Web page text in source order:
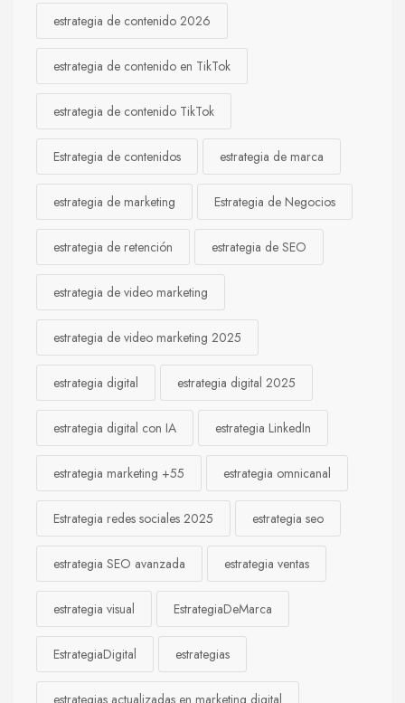
estrategia de contenido 2026
estrategia de contenido en TikTok
estrategia de contenido TikTok
Estrategia de contenidos estrategia de marca
estrategia de marketing Estrategia de Negocios
estrategia de retención estrategia de SEO
estrategia de video marketing
estrategia de video marketing 2025
estrategia digital estrategia digital 2025
estrategia digital con IA estrategia LinkedIn
estrategia marketing +55 estrategia omnicanal
Estrategia redes sociales 2025 estrategia seo
estrategia SEO avanzada estrategia ventas
estrategia visual EstrategiaDeMarca
EstrategiaDigital estrategias
estrategias actualizadas en marketing digital